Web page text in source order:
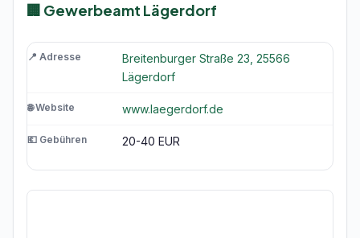
🏢 Gewerbeamt Lägerdorf
📍 Adresse
Breitenburger Straße 23, 25566
Lägerdorf
🌐 Website www.laegerdorf.de
💶 Gebühren 20-40 EUR